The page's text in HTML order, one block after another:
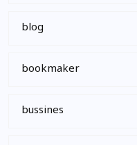
blog
bookmaker
bussines